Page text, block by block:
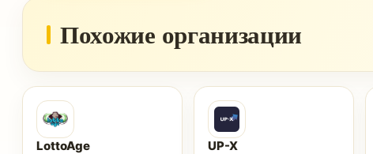
Похожие организации
LottoAge UP-X